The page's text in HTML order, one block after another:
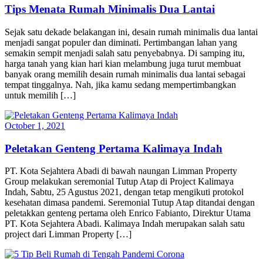
Tips Menata Rumah Minimalis Dua Lantai
Sejak satu dekade belakangan ini, desain rumah minimalis dua lantai
menjadi sangat populer dan diminati. Pertimbangan lahan yang
semakin sempit menjadi salah satu penyebabnya. Di samping itu,
harga tanah yang kian hari kian melambung juga turut membuat
banyak orang memilih desain rumah minimalis dua lantai sebagai
tempat tinggalnya. Nah, jika kamu sedang mempertimbangkan
untuk memilih […]
October 1, 2021
Peletakan Genteng Pertama Kalimaya Indah
PT. Kota Sejahtera Abadi di bawah naungan Limman Property
Group melakukan seremonial Tutup Atap di Project Kalimaya
Indah, Sabtu, 25 Agustus 2021, dengan tetap mengikuti protokol
kesehatan dimasa pandemi. Seremonial Tutup Atap ditandai dengan
peletakkan genteng pertama oleh Enrico Fabianto, Direktur Utama
PT. Kota Sejahtera Abadi. Kalimaya Indah merupakan salah satu
project dari Limman Property […]